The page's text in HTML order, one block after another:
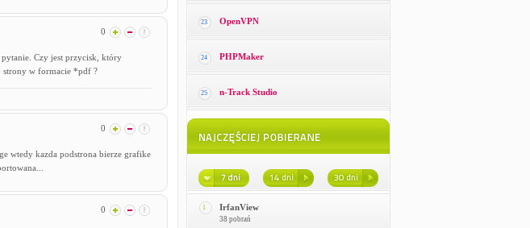
0
Czy jest przycisk, który
strony w formacie *pdf ?
0
wtedy kazda podstrona bierze grafike
0
23 OpenVPN
24 PHPMaker
25 n-Track Studio
1 IrfanView
38 pobrań